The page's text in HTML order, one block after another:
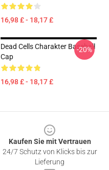
16,98 £ - 18,17 £
Dead Cells Charakter Baseball
Cap
16,98 £ - 18,17 £
-20%
Kaufen Sie mit Vertrauen
24/7 Schutz von Klicks bis zur
Lieferung